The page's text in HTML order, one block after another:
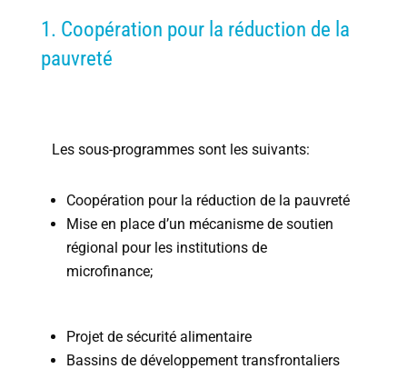
1. Coopération pour la réduction de la
pauvreté
Les sous-programmes sont les suivants:
Coopération pour la réduction de la pauvreté
Mise en place d’un mécanisme de soutien
régional pour les institutions de
microfinance;
Projet de sécurité alimentaire
Bassins de développement transfrontaliers